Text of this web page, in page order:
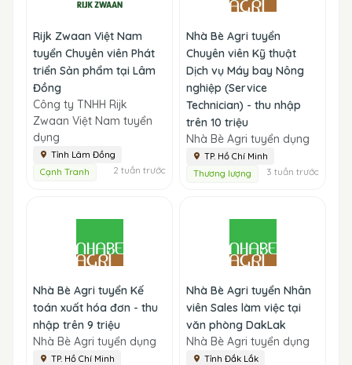
Rijk Zwaan Việt Nam
tuyển Chuyên viên Phát
triển Sản phẩm tại Lâm
Đồng
Công ty TNHH Rijk
Zwaan Việt Nam tuyển
dụng
Tỉnh Lâm Đồng
Cạnh Tranh
2 tuần trước
Nhà Bè Agri tuyển
Chuyên viên Kỹ thuật
Dịch vụ Máy bay Nông
nghiệp (Service
Technician) - thu nhập
trên 10 triệu
Nhà Bè Agri tuyển dụng
TP. Hồ Chí Minh
Thương lượng
3 tuần trước
Nhà Bè Agri tuyển Kế
toán xuất hóa đơn - thu
nhập trên 9 triệu
Nhà Bè Agri tuyển dụng
TP. Hồ Chí Minh
Nhà Bè Agri tuyển Nhân
viên Sales làm việc tại
văn phòng DakLak
Nhà Bè Agri tuyển dụng
Tỉnh Đắk Lắk